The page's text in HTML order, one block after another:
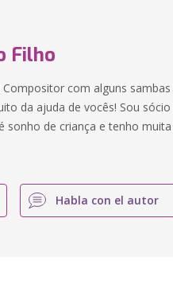
Filho
com alguns
da ajuda de vocês! Sou
sonho de criança e tenho
Habla con el autor